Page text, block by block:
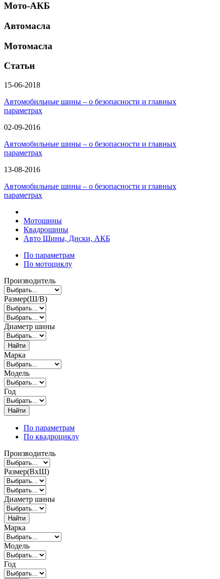
Мото-АКБ
Автомасла
Мотомасла
Статьи
15-06-2018
Автомобильные шины – о безопасности и главных
параметрах
02-09-2016
Автомобильные шины – о безопасности и главных
параметрах
13-08-2016
Автомобильные шины – о безопасности и главных
параметрах
Мотошины
Квадрошины
Авто Шины, Диски, АКБ
По параметрам
По мотоциклу
Производитель
Размер(Ш/В)
Диаметр шины
Найти
Марка
Модель
Год
Найти
По параметрам
По квадроциклу
Производитель
Размер(ВxШ)
Диаметр шины
Найти
Марка
Модель
Год